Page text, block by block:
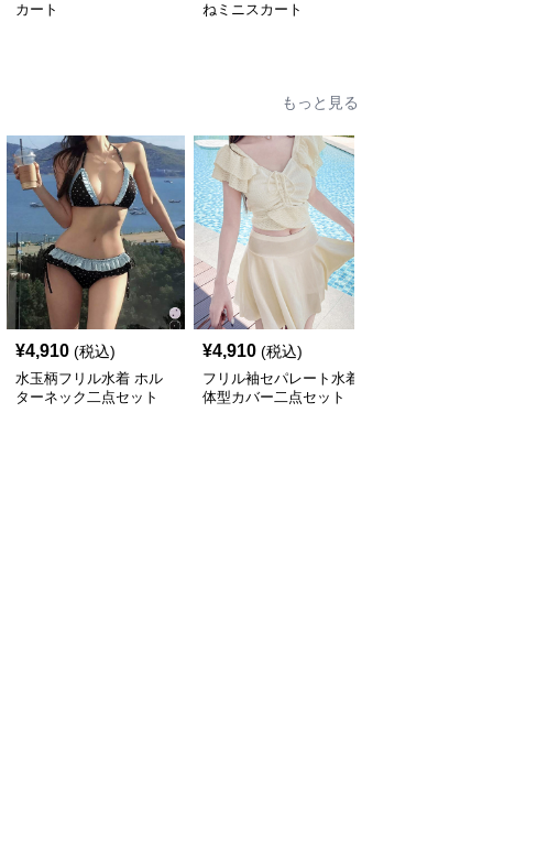
カート
ねミニスカート
もっと見る
¥4,910 (税込)
水玉柄フリル水着 ホル
ターネック二点セット
¥4,910 (税込)
フリル袖セパレート水着
体型カバー二点セット